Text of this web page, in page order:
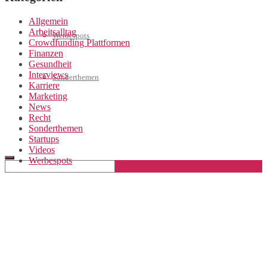
Werbespots
Sonderthemen
Geschäftskonto eröffnen
Allgemein
Arbeitsalltag
Crowdfunding Plattformen
Finanzen
Gesundheit
Interviews
Karriere
Marketing
News
Recht
Sonderthemen
Startups
Videos
Werbespots